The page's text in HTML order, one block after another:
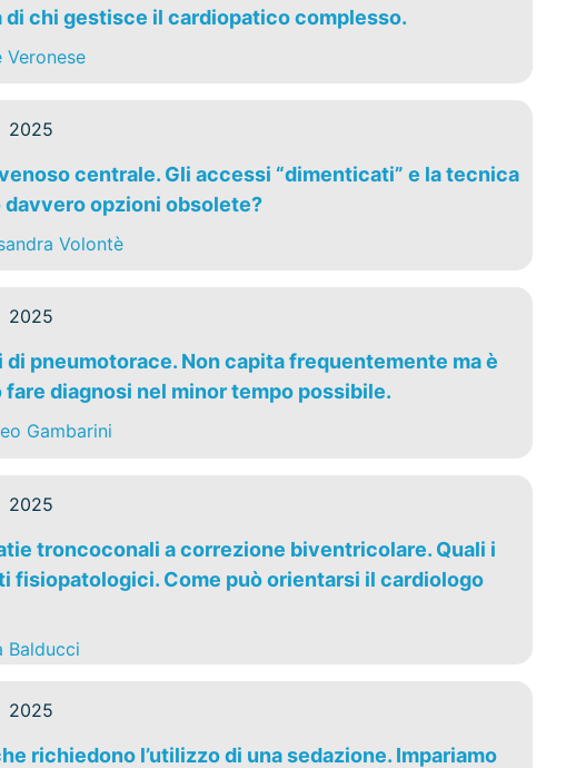
di chi gestisce il cardiopatico complesso.
Veronese
2025
centrale. Gli accessi “dimenticati” e la tecnica
davvero opzioni obsolete?
Volontè
2025
di pneumotorace. Non capita frequentemente ma è
fare diagnosi nel minor tempo possibile.
Gambarini
2025
troncoconali a correzione biventricolare. Quali i
fisiopatologici. Come può orientarsi il cardiologo
Balducci
2025
richiedono l’utilizzo di una sedazione. Impariamo